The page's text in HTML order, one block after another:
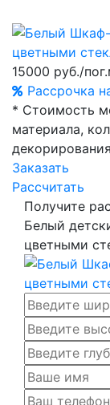
15000 руб./
Рассрочка
* Стоимость
материала,
Заказать
Рассчитать
Получите
Белый
цветными